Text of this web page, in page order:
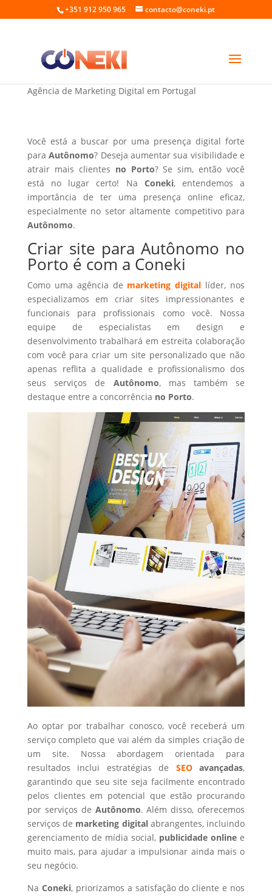
+351 912 950 965 contacto@coneki.pt
Criar site para Autônomo no Porto
Agência de Marketing Digital em Portugal
Você está a buscar por uma presença digital forte
paraAutônomo? Deseja aumentar sua visibilidade e
atrair mais clientes no Porto? Se sim, então você
está no lugar certo! Na Coneki, entendemos a
importância de ter uma presença online eficaz,
especialmente no setor altamente competitivo para
Autônomo.
Criar site para Autônomo no
Porto é com a Coneki
Como uma agência de marketing digital líder, nos
especializamos em criar sites impressionantes e
funcionais para profissionais como você. Nossa
equipe de especialistas em design e
desenvolvimento trabalhará em estreita colaboração
com você para criar um site personalizado que não
apenas reflita a qualidade e profissionalismo dos
seus serviços de Autônomo, mas também se
destaque entre a concorrência no Porto.
Ao optar por trabalhar conosco, você receberá um
serviço completo que vai além da simples criação de
um site. Nossa abordagem orientada para
resultados inclui estratégias de SEOavançadas,
garantindo que seu site seja facilmente encontrado
pelos clientes em potencial que estão procurando
por serviços de Autônomo. Além disso, oferecemos
serviços de marketing digital abrangentes, incluindo
gerenciamento de mídia social, publicidade online e
muito mais, para ajudar a impulsionar ainda mais o
seu negócio.
Na Coneki, priorizamos a satisfação do cliente e nos